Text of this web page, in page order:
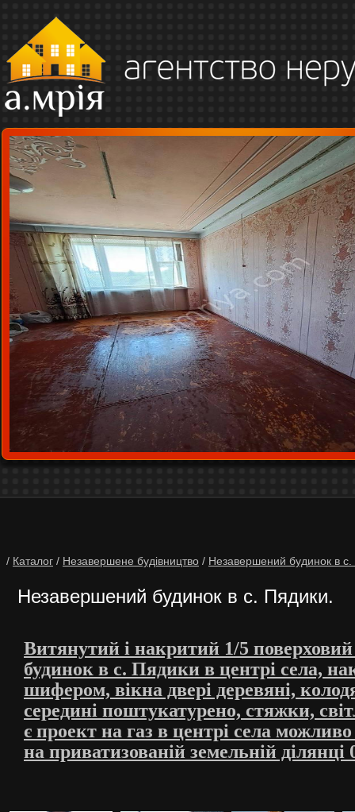
/ Каталог / Незавершене будівництво / Незавершений будинок в
Незавершений будинок в c. Пядики.
Витянутий і накритий 1/5
будинок в с. Пядики в центрі села,
шифером, вікна двері деревяні,
середині поштукатурено, стяжки,
є проект на газ в центрі села
на приватизованій земельній ділянці